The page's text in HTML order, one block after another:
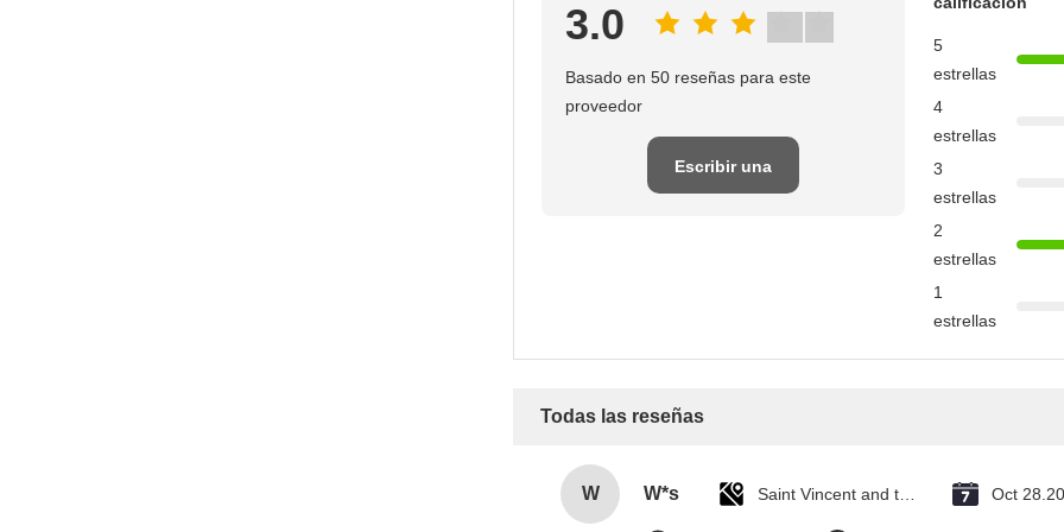
3.0
Basado en 50 reseñas para este
proveedor
Escribir una
5
estrellas
4
estrellas
3
estrellas
2
estrellas
1
estrellas
Todas las reseñas
W W*s Oct